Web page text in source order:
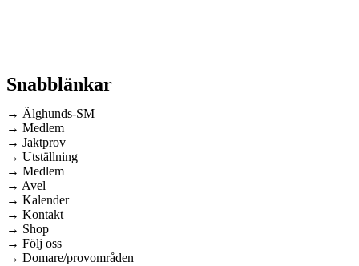
Snabblänkar
→ Älghunds-SM
→ Medlem
→ Jaktprov
→ Utställning
→ Medlem
→ Avel
→ Kalender
→ Kontakt
→ Shop
→ Följ oss
→ Domare/provområden